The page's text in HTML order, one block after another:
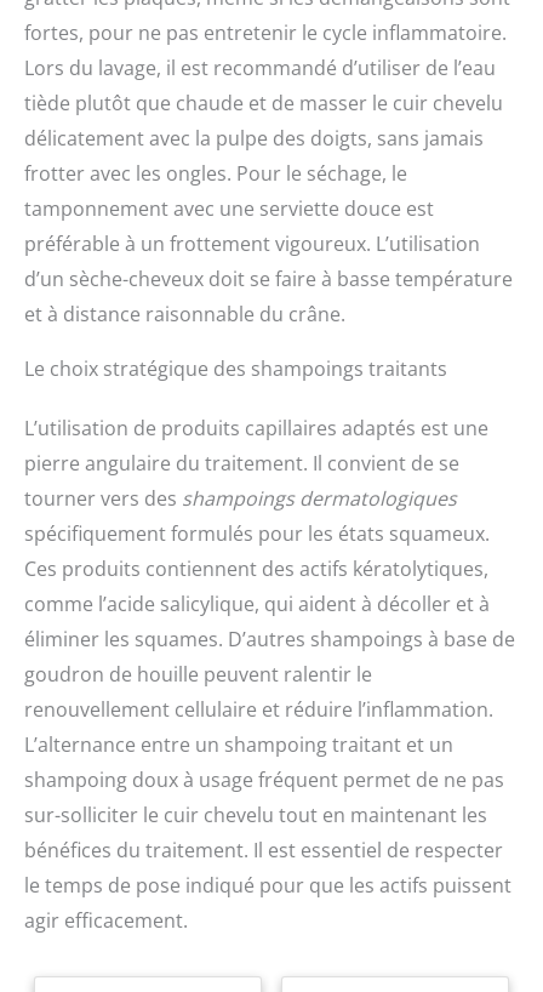
fortes, pour ne pas entretenir le cycle inflammatoire.
Lors du lavage, il est recommandé d’utiliser de l’eau
tiède plutôt que chaude et de masser le cuir chevelu
délicatement avec la pulpe des doigts, sans jamais
frotter avec les ongles. Pour le séchage, le
tamponnement avec une serviette douce est
préférable à un frottement vigoureux. L’utilisation
d’un sèche-cheveux doit se faire à basse température
et à distance raisonnable du crâne.
Le choix stratégique des shampoings traitants
L’utilisation de produits capillaires adaptés est une
pierre angulaire du traitement. Il convient de se
tourner vers des shampoings dermatologiques
spécifiquement formulés pour les états squameux.
Ces produits contiennent des actifs kératolytiques,
comme l’acide salicylique, qui aident à décoller et à
éliminer les squames. D’autres shampoings à base de
goudron de houille peuvent ralentir le
renouvellement cellulaire et réduire l’inflammation.
L’alternance entre un shampoing traitant et un
shampoing doux à usage fréquent permet de ne pas
sur-solliciter le cuir chevelu tout en maintenant les
bénéfices du traitement. Il est essentiel de respecter
le temps de pose indiqué pour que les actifs puissent
agir efficacement.